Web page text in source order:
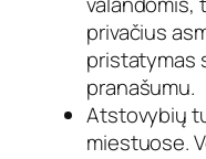
privačius
pristatymas
pranašumu.
Atstovybių
miestuose.